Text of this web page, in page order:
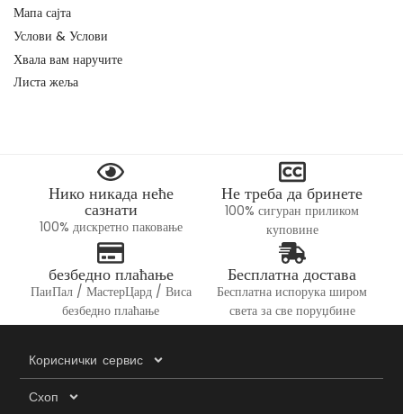
Мапа сајта
Услови & Услови
Хвала вам наручите
Листа жеља
Нико никада неће
сазнати
100% дискретно паковање
Не треба да бринете
100% сигуран приликом
куповине
безбедно плаћање
ПаиПал / МастерЦард / Виса
безбедно плаћање
Бесплатна достава
Бесплатна испорука широм
света за све поруџбине
Кориснички сервис
Схоп